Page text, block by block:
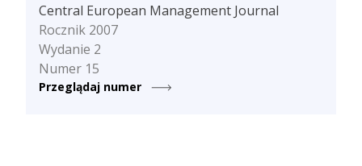
Central European Management Journal
Rocznik 2007
Wydanie 2
Numer 15
Przeglądaj numer